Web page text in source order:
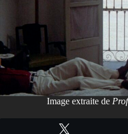
Image extraite de